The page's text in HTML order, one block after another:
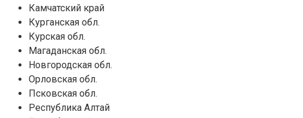
Камчатский край
Курганская обл.
Курская обл.
Магаданская обл.
Новгородская обл.
Орловская обл.
Псковская обл.
Республика Алтай